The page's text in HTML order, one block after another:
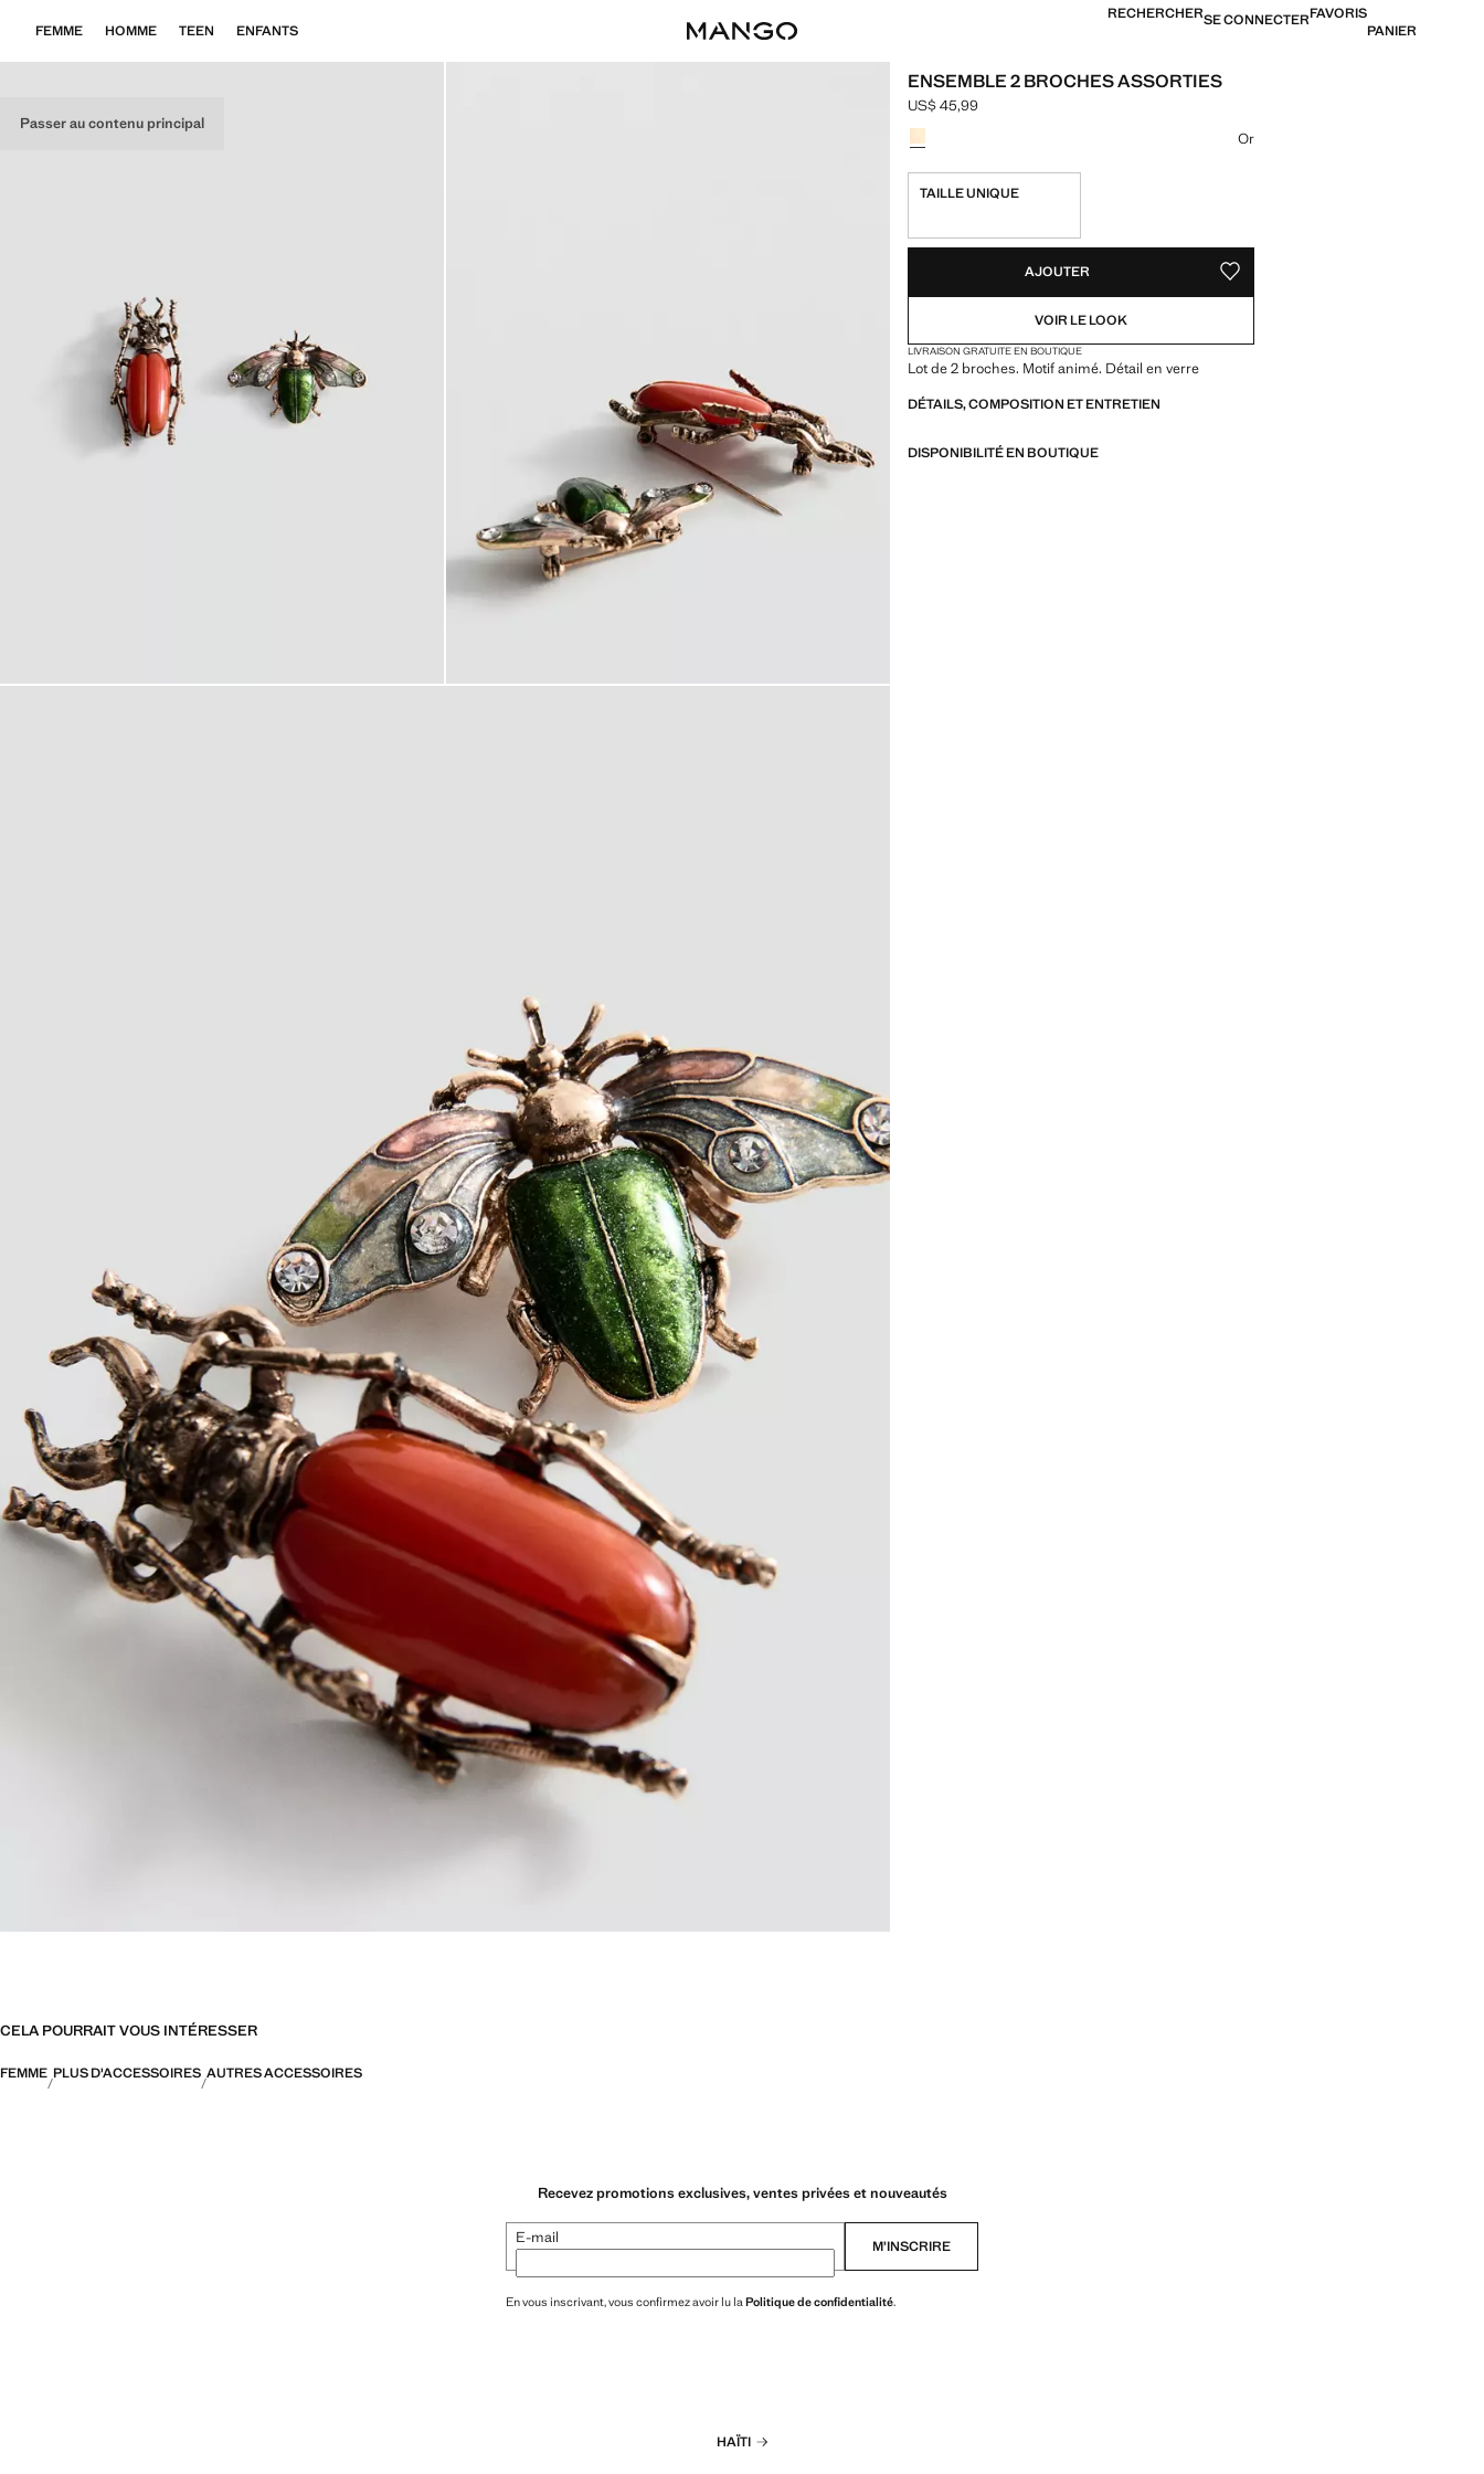
Passer au contenu principal
FEMME HOMME TEEN ENFANTS
RECHERCHERSE CONNECTERFAVORIS
PANIER
ENSEMBLE 2 BROCHES ASSORTIES
Prix actuel [US$ 45,99 ]
US$ 45,99
Choisissez une couleur
Or
TAILLE UNIQUE
AJOUTER AJOUTER AUX FAVORIS
VOIR LE LOOK
LIVRAISON GRATUITE EN BOUTIQUE
Lot de 2 broches. Motif animé. Détail en verre
DÉTAILS, COMPOSITION ET ENTRETIEN
DISPONIBILITÉ EN BOUTIQUE
CELA POURRAIT VOUS INTÉRESSER
FEMME PLUS D'ACCESSOIRES AUTRES ACCESSOIRES
Recevez promotions exclusives, ventes privées et nouveautés
E-mail M’INSCRIRE
En vous inscrivant, vous confirmez avoir lu la Politique de confidentialité.
HAÏTI